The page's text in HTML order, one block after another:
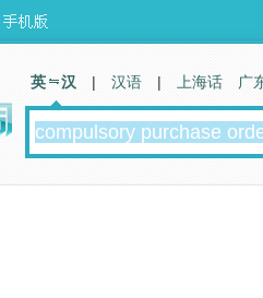
英 汉 | 汉语 | 上海话 广